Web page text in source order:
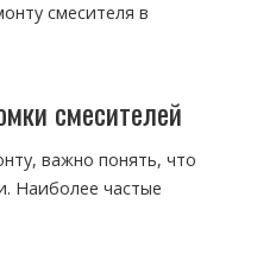
смесителя в
смесителей
важно понять, что
Наиболее частые